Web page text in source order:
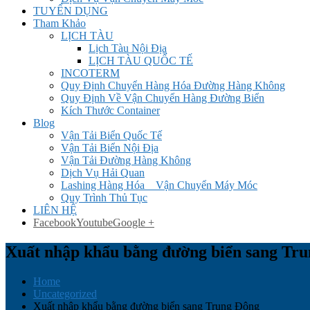
TUYỂN DỤNG
Tham Khảo
LỊCH TÀU
Lịch Tàu Nội Địa
LỊCH TÀU QUỐC TẾ
INCOTERM
Quy Định Chuyển Hàng Hóa Đường Hàng Không
Quy Định Về Vận Chuyển Hàng Đường Biển
Kích Thước Container
Blog
Vận Tải Biển Quốc Tế
Vận Tải Biển Nội Địa
Vận Tải Đường Hàng Không
Dịch Vụ Hải Quan
Lashing Hàng Hóa _ Vận Chuyển Máy Móc
Quy Trình Thủ Tục
LIÊN HỆ
FacebookYoutubeGoogle +
Xuất nhập khẩu bằng đường biển sang
Home
Uncategorized
Xuất nhập khẩu bằng đường biển sang Trung Đông